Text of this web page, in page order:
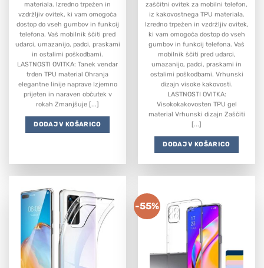
materiala. Izredno trpežen in
vzdržljiv ovitek, ki vam omogoča
dostop do vseh gumbov in funkcij
telefona. Vaš mobilnik ščiti pred
udarci, umazanijo, padci, praskami
in ostalimi poškodbami.
LASTNOSTI OVITKA: Tanek vendar
trden TPU material Ohranja
elegantne linije naprave Izjemno
prijeten in naraven občutek v
rokah Zmanjšuje [...]
DODAJ V KOŠARICO
zaščitni ovitek za mobilni telefon,
iz kakovostnega TPU materiala.
Izredno trpežen in vzdržljiv ovitek,
ki vam omogoča dostop do vseh
gumbov in funkcij telefona. Vaš
mobilnik ščiti pred udarci,
umazanijo, padci, praskami in
ostalimi poškodbami. Vrhunski
dizajn visoke kakovosti.
LASTNOSTI OVITKA:
Visokokakovosten TPU gel
material Vrhunski dizajn Zaščiti
[...]
DODAJ V KOŠARICO
-55%